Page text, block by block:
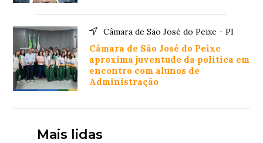
Câmara de São José do Peixe - PI
Câmara de São José do Peixe
aproxima juventude da política em
encontro com alunos de
Administração
Mais lidas